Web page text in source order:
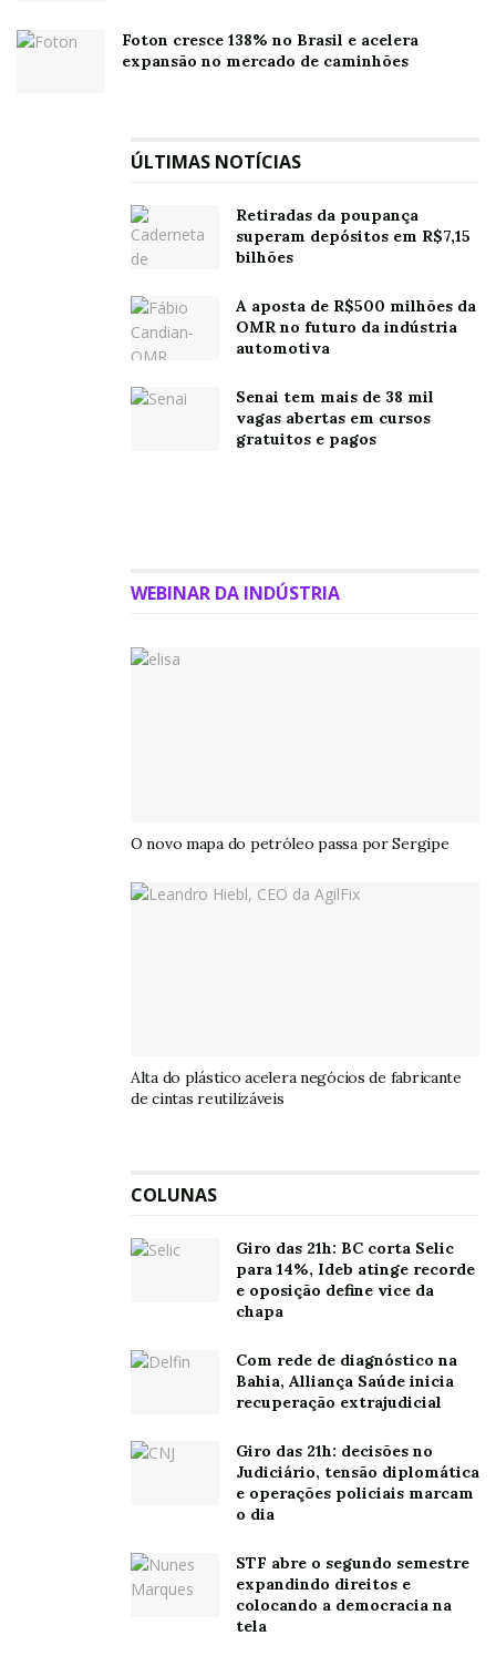
Foton cresce 138% no Brasil e acelera
expansão no mercado de caminhões
ÚLTIMAS NOTÍCIAS
Retiradas da poupança
superam depósitos em R$7,15
bilhões
A aposta de R$500 milhões da
OMR no futuro da indústria
automotiva
Senai tem mais de 38 mil
vagas abertas em cursos
gratuitos e pagos
WEBINAR DA INDÚSTRIA
O novo mapa do petróleo passa por Sergipe
Alta do plástico acelera negócios de fabricante
de cintas reutilizáveis
COLUNAS
Giro das 21h: BC corta Selic
para 14%, Ideb atinge recorde
e oposição define vice da
chapa
Com rede de diagnóstico na
Bahia, Alliança Saúde inicia
recuperação extrajudicial
Giro das 21h: decisões no
Judiciário, tensão diplomática
e operações policiais marcam
o dia
STF abre o segundo semestre
expandindo direitos e
colocando a democracia na
tela